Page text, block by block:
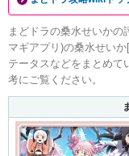
まどドラの桑水せいかの
マギアプリ)の桑水せい
テータスなどをまとめて
考にご覧ください。